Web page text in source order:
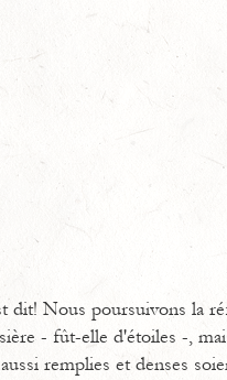
dit! Nous poursuivons la
- fût-elle d'étoiles -,
remplies et denses